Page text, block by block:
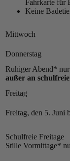
Fahrkarte für
Keine
Mittwoch
Donnerstag
Ruhiger Abend*
außer an
Freitag
Freitag, den 5. Juni
Schulfreie Freitage
Stille Vormittage*